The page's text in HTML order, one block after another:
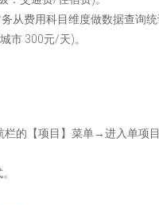
从费用科目维度做数据查询统
市 300元/天)。
的【项目】菜单→进入单项